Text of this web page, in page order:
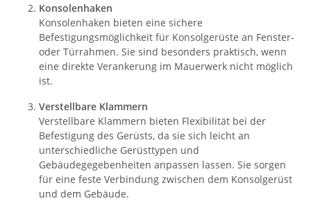
Konsolenhaken
Konsolenhaken bieten eine sichere
Befestigungsmöglichkeit für Konsolgerüste an Fenster-
oder Türrahmen. Sie sind besonders praktisch, wenn
eine direkte Verankerung im Mauerwerk nicht möglich
ist.
Verstellbare Klammern
Verstellbare Klammern bieten Flexibilität bei der
Befestigung des Gerüsts, da sie sich leicht an
unterschiedliche Gerüsttypen und
Gebäudegegebenheiten anpassen lassen. Sie sorgen
für eine feste Verbindung zwischen dem Konsolgerüst
und dem Gebäude.